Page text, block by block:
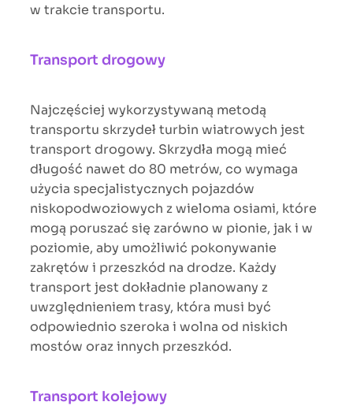
w trakcie transportu.
Transport drogowy
Najczęściej wykorzystywaną metodą
transportu skrzydeł turbin wiatrowych jest
transport drogowy. Skrzydła mogą mieć
długość nawet do 80 metrów, co wymaga
użycia specjalistycznych pojazdów
niskopodwoziowych z wieloma osiami, które
mogą poruszać się zarówno w pionie, jak i w
poziomie, aby umożliwić pokonywanie
zakrętów i przeszkód na drodze. Każdy
transport jest dokładnie planowany z
uwzględnieniem trasy, która musi być
odpowiednio szeroka i wolna od niskich
mostów oraz innych przeszkód.
Transport kolejowy